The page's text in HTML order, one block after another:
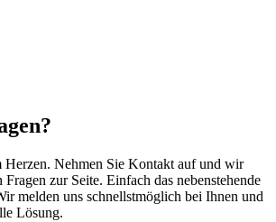
Herzen. Nehmen Sie Kontakt auf und wir
Fragen zur Seite. Einfach das nebenstehende
melden uns schnellstmöglich bei Ihnen und
Lösung.